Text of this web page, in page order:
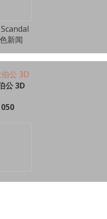
新闻
公 3D
050